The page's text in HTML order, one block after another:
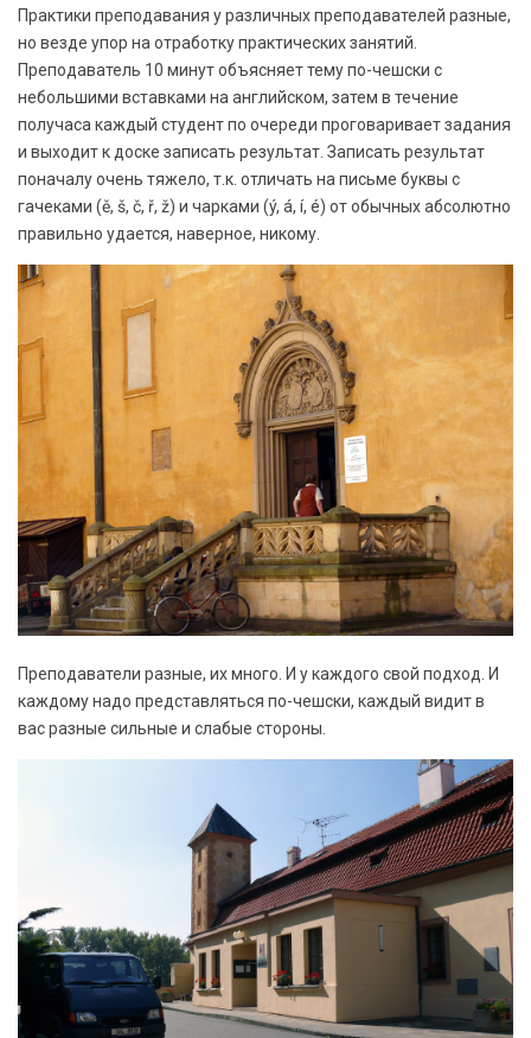
Практики преподавания у различных преподавателей разные,
но везде упор на отработку практических занятий.
Преподаватель 10 минут объясняет тему по-чешски с
небольшими вставками на английском, затем в течение
получаса каждый студент по очереди проговаривает задания
и выходит к доске записать результат. Записать результат
поначалу очень тяжело, т.к. отличать на письме буквы с
гачеками (ě, š, č, ř, ž) и чарками (ý, á, í, é) от обычных абсолютно
правильно удается, наверное, никому.
Преподаватели разные, их много. И у каждого свой подход. И
каждому надо представляться по-чешски, каждый видит в
вас разные сильные и слабые стороны.